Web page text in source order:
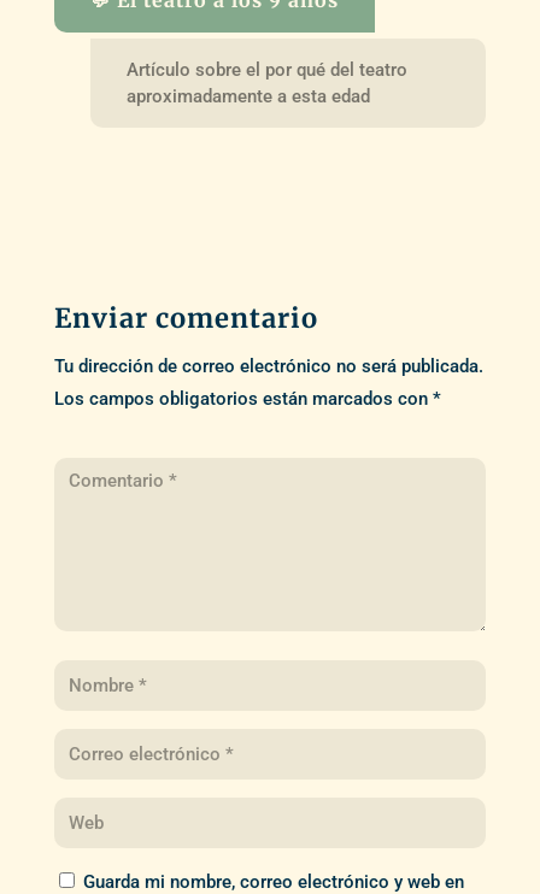
Artículo sobre el por qué del teatro
aproximadamente a esta edad
Enviar comentario
Tu dirección de correo electrónico no será publicada.
Los campos obligatorios están marcados con *
Guarda mi nombre, correo electrónico y web en